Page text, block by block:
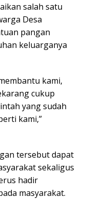
salah satu
Desa
pangan
keluarganya
kami,
cukup
yang sudah
kami,”
tersebut dapat
sekaligus
hadir
masyarakat.